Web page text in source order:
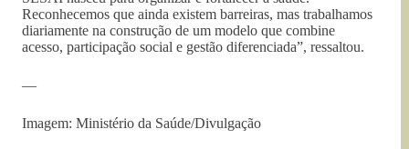
Reconhecemos que ainda existem barreiras, mas trabalhamos
diariamente na construção de um modelo que combine
acesso, participação social e gestão diferenciada”, ressaltou.
—
Imagem: Ministério da Saúde/Divulgação